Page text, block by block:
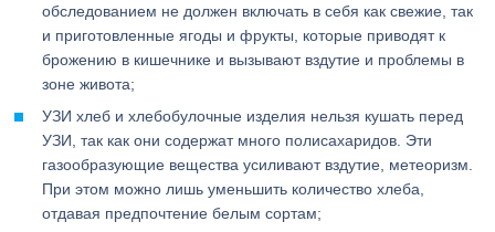
обследованием не должен включать в себя как свежие, так
и приготовленные ягоды и фрукты, которые приводят к
брожению в кишечнике и вызывают вздутие и проблемы в
зоне живота;
УЗИ хлеб и хлебобулочные изделия нельзя кушать перед
УЗИ, так как они содержат много полисахаридов. Эти
газообразующие вещества усиливают вздутие, метеоризм.
При этом можно лишь уменьшить количество хлеба,
отдавая предпочтение белым сортам;